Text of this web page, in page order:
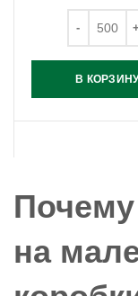
В
Почему
на